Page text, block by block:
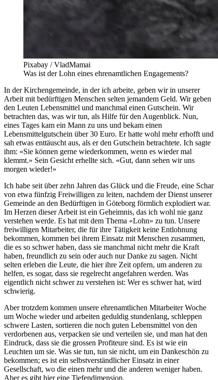
Pixabay / VladMamai
Was ist der Lohn eines ehrenamtlichen Engagements?
In der Kirchengemeinde, in der ich arbeite, geben wir in unserer
Arbeit mit bedürftigen Menschen selten jemandem Geld. Wir geben
den Leuten Lebensmittel und manchmal einen Gutschein. Wir
betrachten das, was wir tun, als Hilfe für den Augenblick. Nun,
eines Tages kam ein Mann zu uns und bekam einen
Lebensmittelgutschein über 30 Euro. Er hatte wohl mehr erhofft und
sah etwas enttäuscht aus, als er den Gutschein betrachtete. Ich sagte
ihm: «Sie können gerne wiederkommen, wenn es wieder mal
klemmt.» Sein Gesicht erhellte sich. «Gut, dann sehen wir uns
morgen wieder!»
Ich habe seit über zehn Jahren das Glück und die Freude, eine Schar
von etwa fünfzig Freiwilligen zu leiten, nachdem der Dienst unserer
Gemeinde an den Bedürftigen in Göteborg förmlich explodiert war.
Im Herzen dieser Arbeit ist ein Geheimnis, das ich wohl nie ganz
verstehen werde. Es hat mit dem Thema «Lohn» zu tun. Unsere
freiwilligen Mitarbeiter, die für ihre Tätigkeit keine Entlohnung
bekommen, kommen bei ihrem Einsatz mit Menschen zusammen,
die es so schwer haben, dass sie manchmal nicht mehr die Kraft
haben, freundlich zu sein oder auch nur Danke zu sagen. Nicht
selten erleben die Leute, die hier ihre Zeit opfern, um anderen zu
helfen, es sogar, dass sie regelrecht angefahren werden. Was
eigentlich nicht schwer zu verstehen ist: Wer es schwer hat, wird
schwierig.
Aber trotzdem kommen unsere ehrenamtlichen Mitarbeiter Woche
um Woche wieder und arbeiten geduldig stundenlang, schleppen
schwere Lasten, sortieren die noch guten Lebensmittel von den
verdorbenen aus, verpacken sie und verteilen sie, und man hat den
Eindruck, dass sie die grossen Profiteure sind. Es ist wie ein
Leuchten um sie. Was sie tun, tun sie nicht, um ein Dankeschön zu
bekommen; es ist ein selbstverständlicher Einsatz in einer
Gesellschaft, wo die einen mehr und die anderen weniger haben.
Aber es gibt hier eine Tiefendimension.